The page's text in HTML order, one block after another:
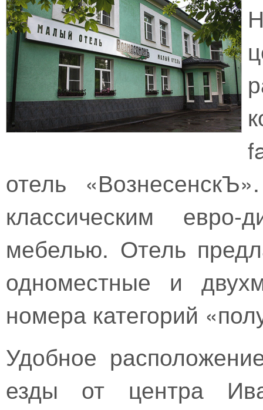
отель
классическим
мебелью. Отель
одноместные и
номера категорий
Удобное
езды от центра